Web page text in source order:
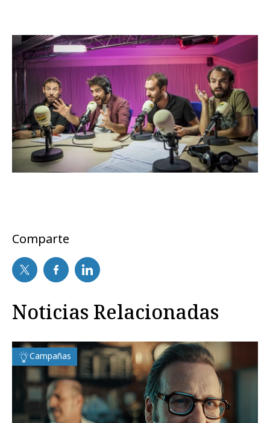
Comparte
Noticias Relacionadas
Campañas